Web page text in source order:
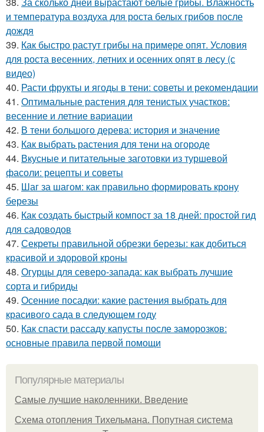
и температура воздуха для роста белых грибов после
дождя
39. Как быстро растут грибы на примере опят. Условия
для роста весенних, летних и осенних опят в лесу (с
видео)
40. Расти фрукты и ягоды в тени: советы и рекомендации
41. Оптимальные растения для тенистых участков:
весенние и летние вариации
42. В тени большого дерева: история и значение
43. Как выбрать растения для тени на огороде
44. Вкусные и питательные заготовки из туршевой
фасоли: рецепты и советы
45. Шаг за шагом: как правильно формировать крону
березы
46. Как создать быстрый компост за 18 дней: простой гид
для садоводов
47. Секреты правильной обрезки березы: как добиться
красивой и здоровой кроны
48. Огурцы для северо-запада: как выбрать лучшие
сорта и гибриды
49. Осенние посадки: какие растения выбрать для
красивого сада в следующем году
50. Как спасти рассаду капусты после заморозков:
основные правила первой помощи
Популярные материалы
Самые лучшие наколенники. Введение
Схема отопления Тихельмана. Попутная система